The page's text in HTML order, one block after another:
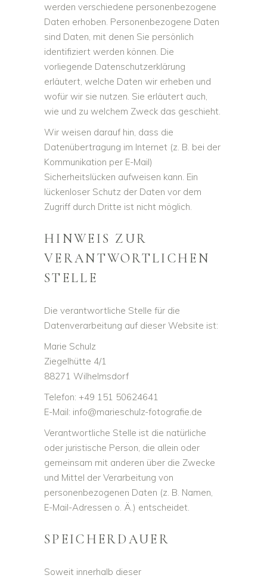
werden verschiedene personenbezogene
Daten erhoben. Personenbezogene Daten
sind Daten, mit denen Sie persönlich
identifiziert werden können. Die
vorliegende Datenschutzerklärung
erläutert, welche Daten wir erheben und
wofür wir sie nutzen. Sie erläutert auch,
wie und zu welchem Zweck das geschieht.
Wir weisen darauf hin, dass die
Datenübertragung im Internet (z. B. bei der
Kommunikation per E-Mail)
Sicherheitslücken aufweisen kann. Ein
lückenloser Schutz der Daten vor dem
Zugriff durch Dritte ist nicht möglich.
HINWEIS ZUR
VERANTWORTLICHEN
STELLE
Die verantwortliche Stelle für die
Datenverarbeitung auf dieser Website ist:
Marie Schulz
Ziegelhütte 4/1
88271 Wilhelmsdorf
Telefon: +49 151 50624641
E-Mail: info@marieschulz-fotografie.de
Verantwortliche Stelle ist die natürliche
oder juristische Person, die allein oder
gemeinsam mit anderen über die Zwecke
und Mittel der Verarbeitung von
personenbezogenen Daten (z. B. Namen,
E-Mail-Adressen o. Ä.) entscheidet.
SPEICHERDAUER
Soweit innerhalb dieser